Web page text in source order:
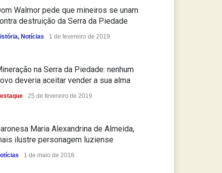
Walmor pede que mineiros se unam
destruição da Serra da Piedade
, Notícias 1 de fevereiro de 2019
na Serra da Piedade: nenhum
deveria aceitar vender a sua alma
25 de fevereiro de 2019
Maria Alexandrina de Almeida,
ilustre personagem luziense
1 de maio de 2018